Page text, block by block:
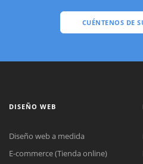
CUÉNTENOS DE
DISEÑO WEB
Diseño web a medida
E-commerce (Tienda online)